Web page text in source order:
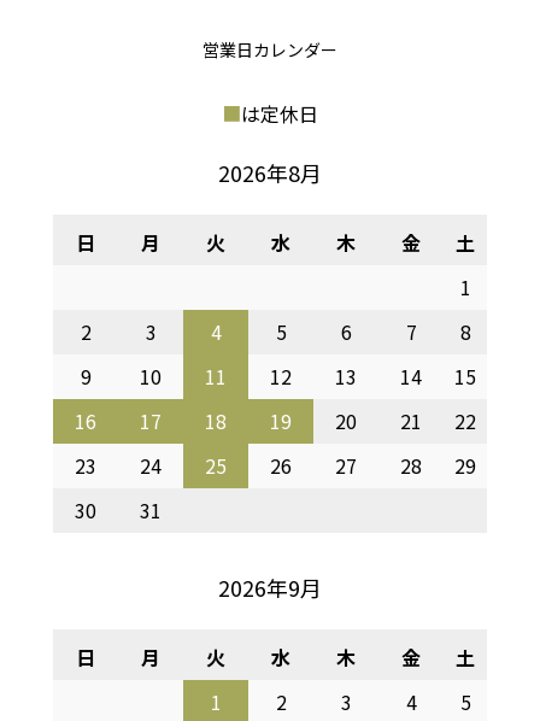
営業日カレンダー
■は定休日
2026年8月
日 月 火 水 木 金
土
1
2
3 4 5 6 7
8
9
10 11 12 13 14
15
16
17 18 19 20 21
22
23
24 25 26 27 28
29
30
31
2026年9月
日 月 火 水 木 金
土
1
2 3 4
5